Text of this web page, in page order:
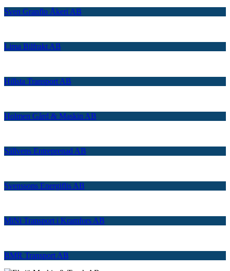
Sven Granflo Åkeri AB
Lima Bilfrakt AB
Hillsta Transport AB
Holmen Gård & Maskin AB
Sällvens Entreprenad AB
Svenssons Energiflis AB
MiNi Transport i Kramfors AB
BMR Transport AB